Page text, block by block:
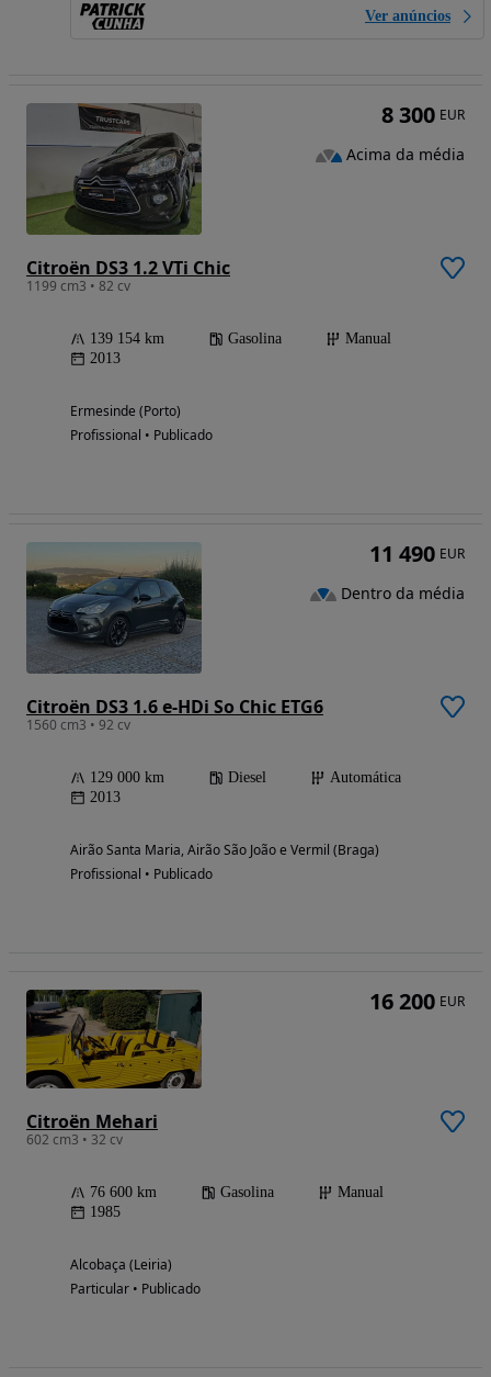
Ver anúncios
Citroën DS3 1.2 VTi Chic
1199 cm3 • 82 cv
139 154 km Gasolina
Manual
2013
Ermesinde (Porto)
Profissional • Publicado
8 300 EUR
Acima da média
Citroën DS3 1.6 e-HDi So Chic ETG6
1560 cm3 • 92 cv
129 000 km Diesel
Automática
2013
Airão Santa Maria, Airão São João e Vermil (Braga)
Profissional • Publicado
11 490 EUR
Dentro da média
Citroën Mehari
602 cm3 • 32 cv
76 600 km Gasolina
Manual
1985
Alcobaça (Leiria)
Particular • Publicado
16 200 EUR